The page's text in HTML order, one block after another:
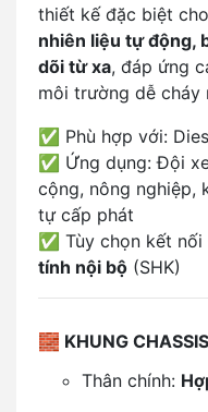
thiết kế đặc biệt
nhiên liệu tự động,
dõi từ xa, đáp ứng
môi trường dễ cháy
✅ Phù hợp với:
✅ Ứng dụng: Đội
cộng, nông nghiệp,
tự cấp phát
✅ Tùy chọn kết nối
tính nội bộ (SHK)
🧱 KHUNG CHASSIS
Thân chính: